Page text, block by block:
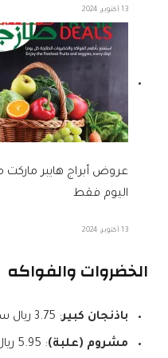
13 أكتوبر، 2024
اليوم فقط
13 أكتوبر، 2024
الخضروات والفواكه
باذنجان كبير: 3.75 ريال سعودي للكيلو بعد الخصم
مشروم (علبة): 5.95 ريال سعودي للعلبة بعد الخصم